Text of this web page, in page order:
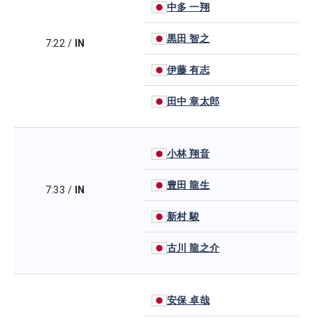
7:22 / IN
中多 一翔
黒田 智之
伊藤 有志
田中 章太郎
7:33 / IN
小林 翔音
豊田 龍生
新村 駿
古川 龍之介
安保 卓哉